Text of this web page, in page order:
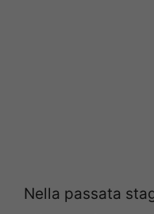
Nella passata